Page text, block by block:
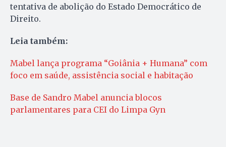
tentativa de abolição do Estado Democrático de
Direito.
Leia também:
Mabel lança programa “Goiânia + Humana” com
foco em saúde, assistência social e habitação
Base de Sandro Mabel anuncia blocos
parlamentares para CEI do Limpa Gyn